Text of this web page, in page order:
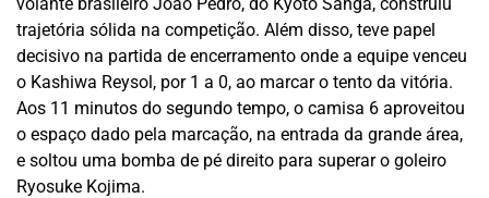
trajetória sólida na competição. Além disso, teve papel
decisivo na partida de encerramento onde a equipe venceu
o Kashiwa Reysol, por 1 a 0, ao marcar o tento da vitória.
Aos 11 minutos do segundo tempo, o camisa 6 aproveitou
o espaço dado pela marcação, na entrada da grande área,
e soltou uma bomba de pé direito para superar o goleiro
Ryosuke Kojima.